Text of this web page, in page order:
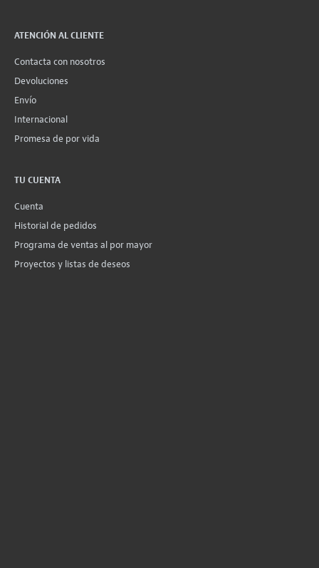
ATENCIÓN AL CLIENTE
Contacta con nosotros
Devoluciones
Envío
Internacional
Promesa de por vida
TU CUENTA
Cuenta
Historial de pedidos
Programa de ventas al por mayor
Proyectos y listas de deseos